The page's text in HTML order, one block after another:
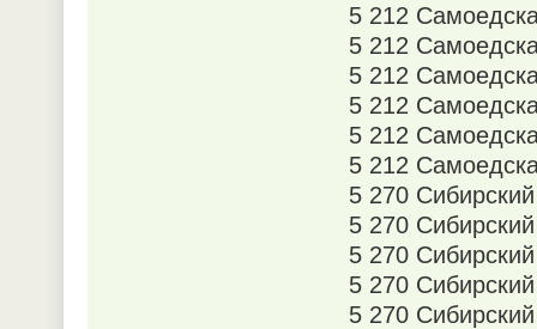
5 212
5 212
5 212
5 212
5 212
5 212
5 270
5 270
5 270
5 270
5 270